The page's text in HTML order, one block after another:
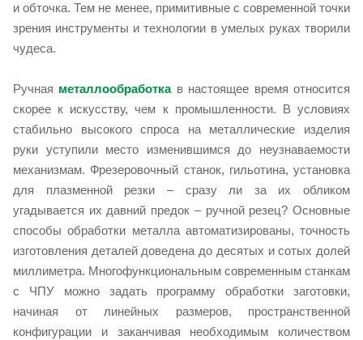
и обточка. Тем не менее, примитивные с современной точки
зрения инструменты и технологии в умелых руках творили
чудеса.
Ручная металлообработкав настоящее время относится
скорее к искусству, чем к промышленности. В условиях
стабильно высокого спроса на металлические изделия
руки уступили место изменившимся до неузнаваемости
механизмам. Фрезеровочный станок, гильотина, установка
для плазменной резки – сразу ли за их обликом
угадывается их давний предок – ручной резец? Основные
способы обработки металла автоматизированы, точность
изготовления деталей доведена до десятых и сотых долей
миллиметра. Многофункциональным современным станкам
с ЧПУ можно задать программу обработки заготовки,
начиная от линейных размеров, пространственной
конфигурации и заканчивая необходимым количеством